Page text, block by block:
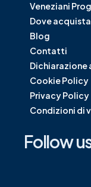
Veneziani
Dove
Blog
Contatti
Cookie Policy
Privacy Policy
Condizioni di
Follow